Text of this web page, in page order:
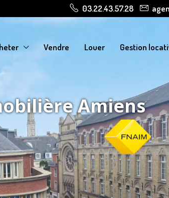
03.22.43.57.28
Vendre Louer Gestion
Amiens